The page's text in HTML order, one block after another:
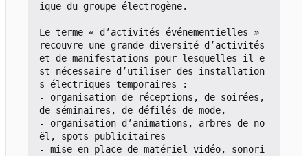
ique du groupe électrogène.
Le terme « d ’activités événementielles »
recouvre une grande diversité d ’activités
et de manifestations pour lesquelles il e
st nécessaire d ’utiliser des installation
s électriques temporaires :
- organisation de réceptions, de soirées,
de séminaires, de défilés de mode,
- organisation d ’animations, arbres de no
ël, spots publicitaires
- mise en place de matériel vidéo, sonori